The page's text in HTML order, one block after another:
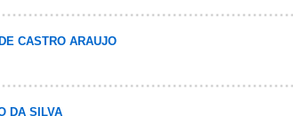
CASTRO ARAUJO
DA SILVA